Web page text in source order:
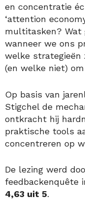
en concentratie
‘attention
multitasken? Wat
wanneer we ons
welke strategieën
(en welke niet)
Op basis van
Stigchel de
ontkracht hij
praktische tools
concentreren op
De lezing werd
feedbackenquête
4,63 uit 5.